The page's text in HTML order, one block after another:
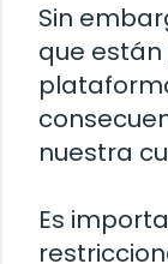
Sin
que
nuestra
Es